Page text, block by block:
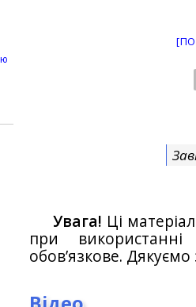
Увага! Ці
при
обов’язкове.